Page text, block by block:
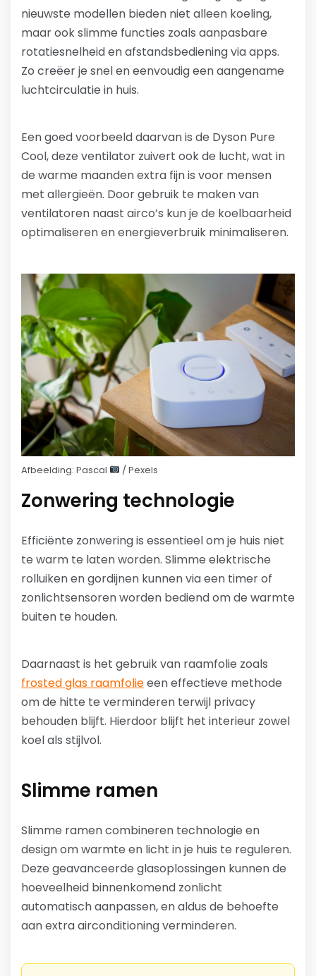
nieuwste modellen bieden niet alleen koeling,
maar ook slimme functies zoals aanpasbare
rotatiesnelheid en afstandsbediening via apps.
Zo creëer je snel en eenvoudig een aangename
luchtcirculatie in huis.
Een goed voorbeeld daarvan is de Dyson Pure
Cool, deze ventilator zuivert ook de lucht, wat in
de warme maanden extra fijn is voor mensen
met allergieën. Door gebruik te maken van
ventilatoren naast airco’s kun je de koelbaarheid
optimaliseren en energieverbruik minimaliseren.
Afbeelding: Pascal / Pexels
Zonwering technologie
Efficiënte zonwering is essentieel om je huis niet
te warm te laten worden. Slimme elektrische
rolluiken en gordijnen kunnen via een timer of
zonlichtsensoren worden bediend om de warmte
buiten te houden.
Daarnaast is het gebruik van raamfolie zoals
frosted glas raamfolieeen effectieve methode
om de hitte te verminderen terwijl privacy
behouden blijft. Hierdoor blijft het interieur zowel
koel als stijlvol.
Slimme ramen
Slimme ramen combineren technologie en
design om warmte en licht in je huis te reguleren.
Deze geavanceerde glasoplossingen kunnen de
hoeveelheid binnenkomend zonlicht
automatisch aanpassen, en aldus de behoefte
aan extra airconditioning verminderen.